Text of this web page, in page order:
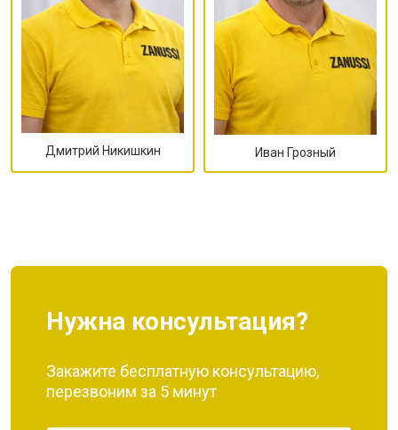
Дмитрий Никишкин Иван Грозный
Нужна консультация?
Закажите бесплатную консультацию,
перезвоним за 5 минут